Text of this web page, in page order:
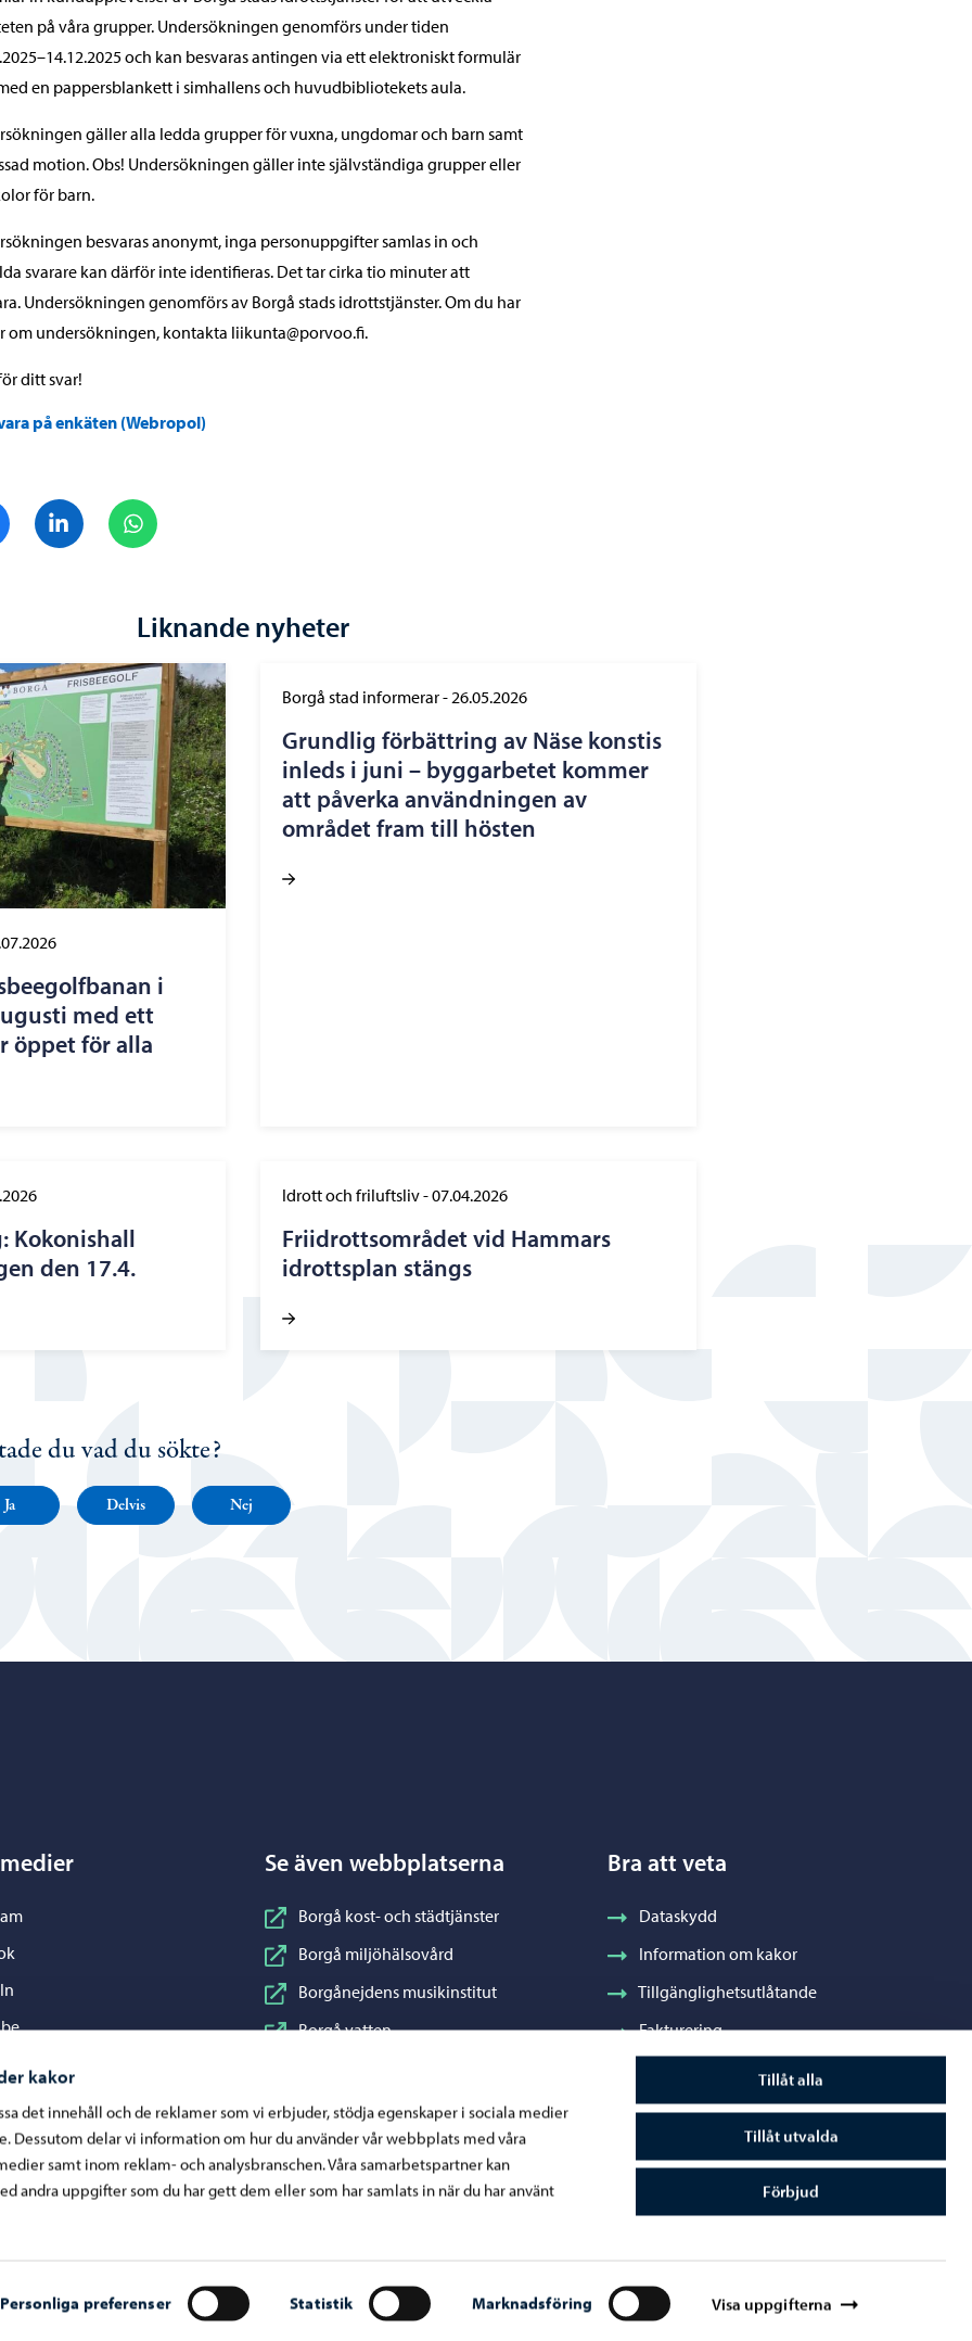
kakor
det innehåll och de reklamer som vi erbjuder, stödja egenskaper i sociala medier
Dessutom delar vi information om hur du använder vår webbplats med våra
samt inom reklam- och analysbranschen. Våra samarbetspartner kan
andra uppgifter som du har gett dem eller som har samlats in när du har använt
Personliga preferenser Statistik Marknadsföring Visa uppgifterna
Tillåt alla
Tillåt utvalda
Förbjud
på våra grupper. Undersökningen genomförs under tiden
och kan besvaras antingen via ett elektroniskt formulär
en pappersblankett i simhallens och huvudbibliotekets aula.
gäller alla ledda grupper för vuxna, ungdomar och barn samt
motion. Obs! Undersökningen gäller inte självständiga grupper eller
för barn.
besvaras anonymt, inga personuppgifter samlas in och
svarare kan därför inte identifieras. Det tar cirka tio minuter att
Undersökningen genomförs av Borgå stads idrottstjänster. Om du har
om undersökningen, kontakta liikunta@porvoo.fi.
ditt svar!
på enkäten (Webropol)
Dela på FacebookDela på LinkedIn
Liknande nyheter
i
med ett
öppet för alla
Borgå stad informerar- 26.05.2026
Grundlig förbättring av Näse konstis
inleds i juni – byggarbetet kommer
att påverka användningen av
området fram till hösten
Kokonishall
den 17.4.
Idrott och friluftsliv-07.04.2026
Friidrottsområdet vid Hammars
idrottsplan stängs
du vad du sökte?
Ja Delvis Nej
Se även webbplatserna
Borgå kost- och städtjänster
Borgå miljöhälsovård
Borgånejdens musikinstitut
Borgå vatten
Konstfabriken
Visit Porvoo
Östra Nylands välfärdsområde
Bra att veta
Dataskydd
Information om kakor
Tillgänglighetsutlåtande
Fakturering
Stadens visuella profil och vapen